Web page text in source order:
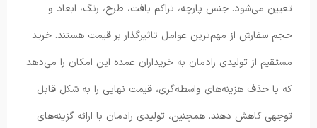
تعیین می‌شود. جنس پارچه، تراکم بافت، طرح، رنگ، ابعاد و
حجم سفارش از مهم‌ترین عوامل تاثیرگذار بر قیمت هستند. خرید
مستقیم از تولیدی رادمان به خریداران عمده این امکان را می‌دهد
که با حذف هزینه‌های واسطه‌گری، قیمت نهایی را به شکل قابل
توجهی کاهش دهند. همچنین، تولیدی رادمان با ارائه گزینه‌های